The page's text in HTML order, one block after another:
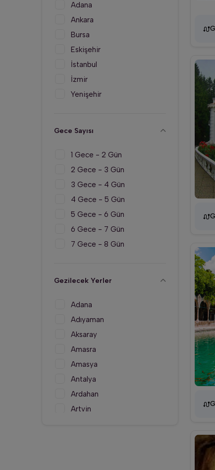
Adana
Ankara
Bursa
Eskişehir
İstanbul
İzmir
Yenişehir
Gece Sayısı
1 Gece - 2 Gün
2 Gece - 3 Gün
3 Gece - 4 Gün
4 Gece - 5 Gün
5 Gece - 6 Gün
6 Gece - 7 Gün
7 Gece - 8 Gün
Gezilecek Yerler
Adana
Adıyaman
Aksaray
Amasra
Amasya
Antalya
Ardahan
Artvin